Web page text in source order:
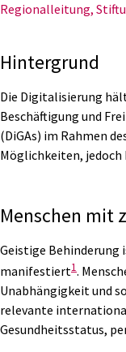
Regionalleitung,
Hintergrund
Die Digitalisierung
Beschäftigung und
(DiGAs) im Rahmen
Möglichkeiten, jedoch
Menschen mit
Geistige Behinderung
manifestiert1.
Unabhängigkeit und
relevante
Gesundheitsstatus,